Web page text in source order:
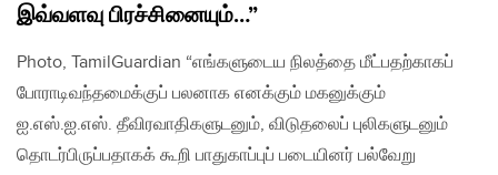
இவ்வளவு பிரச்சினையும்…”
Photo, TamilGuardian “எங்களுடைய நிலத்தை மீட்பதற்காகப்
போராடிவந்தமைக்குப் பலனாக எனக்கும் மகனுக்கும்
ஐ.எஸ்.ஐ.எஸ். தீவிரவாதிகளுடனும், விடுதலைப் புலிகளுடனும்
தொடர்பிருப்பதாகக் கூறி பாதுகாப்புப் படையினர் பல்வேறு